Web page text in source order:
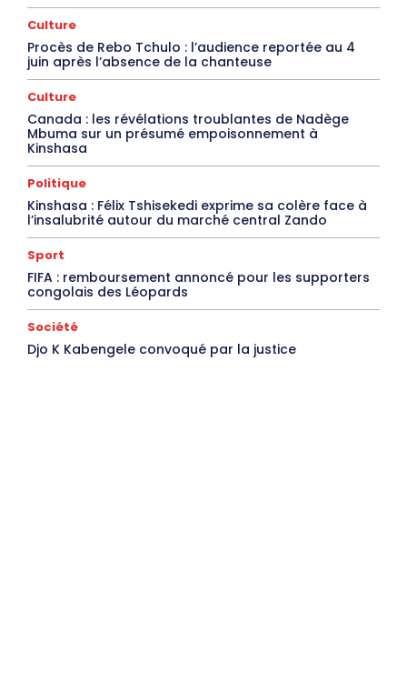
Culture
Procès de Rebo Tchulo : l’audience reportée au 4
juin après l’absence de la chanteuse
Culture
Canada : les révélations troublantes de Nadège
Mbuma sur un présumé empoisonnement à
Kinshasa
Politique
Kinshasa : Félix Tshisekedi exprime sa colère face à
l’insalubrité autour du marché central Zando
Sport
FIFA : remboursement annoncé pour les supporters
congolais des Léopards
Société
Djo K Kabengele convoqué par la justice